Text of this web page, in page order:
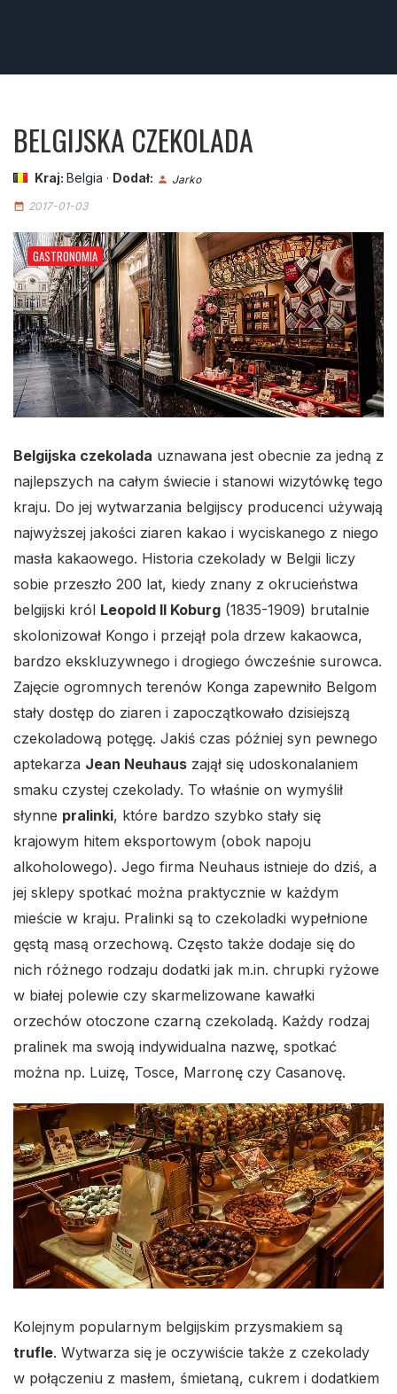
BELGIJSKA CZEKOLADA
Kraj: Belgia · Dodał: person Jarko
date_range 2017-01-03
GASTRONOMIA
Belgijska czekolada uznawana jest obecnie za jedną z
najlepszych na całym świecie i stanowi wizytówkę tego
kraju. Do jej wytwarzania belgijscy producenci używają
najwyższej jakości ziaren kakao i wyciskanego z niego
masła kakaowego. Historia czekolady w Belgii liczy
sobie przeszło 200 lat, kiedy znany z okrucieństwa
belgijski król Leopold II Koburg (1835-1909) brutalnie
skolonizował Kongo i przejął pola drzew kakaowca,
bardzo ekskluzywnego i drogiego ówcześnie surowca.
Zajęcie ogromnych terenów Konga zapewniło Belgom
stały dostęp do ziaren i zapoczątkowało dzisiejszą
czekoladową potęgę. Jakiś czas później syn pewnego
aptekarza Jean Neuhaus zajął się udoskonalaniem
smaku czystej czekolady. To właśnie on wymyślił
słynne pralinki, które bardzo szybko stały się
krajowym hitem eksportowym (obok napoju
alkoholowego). Jego firma Neuhaus istnieje do dziś, a
jej sklepy spotkać można praktycznie w każdym
mieście w kraju. Pralinki są to czekoladki wypełnione
gęstą masą orzechową. Często także dodaje się do
nich różnego rodzaju dodatki jak m.in. chrupki ryżowe
w białej polewie czy skarmelizowane kawałki
orzechów otoczone czarną czekoladą. Każdy rodzaj
pralinek ma swoją indywidualna nazwę, spotkać
można np. Luizę, Tosce, Marronę czy Casanovę.
Kolejnym popularnym belgijskim przysmakiem są
trufle. Wytwarza się je oczywiście także z czekolady
w połączeniu z masłem, śmietaną, cukrem i dodatkiem